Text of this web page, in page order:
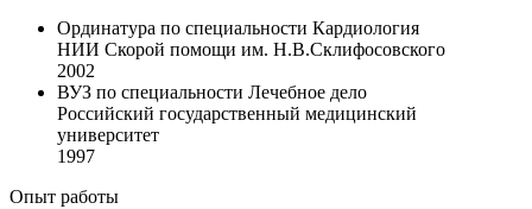
Ординатура по специальности Кардиология
НИИ Скорой помощи им. Н.В.Склифосовского
2002
ВУЗ по специальности Лечебное дело
Российский государственный медицинский
университет
1997
Опыт работы